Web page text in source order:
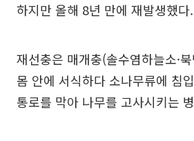
하지만 올해 8년 만에 재발생했다.
재선충은 매개충(솔수염하늘소·
몸 안에 서식하다 소나무류에 침
통로를 막아 나무를 고사시키는